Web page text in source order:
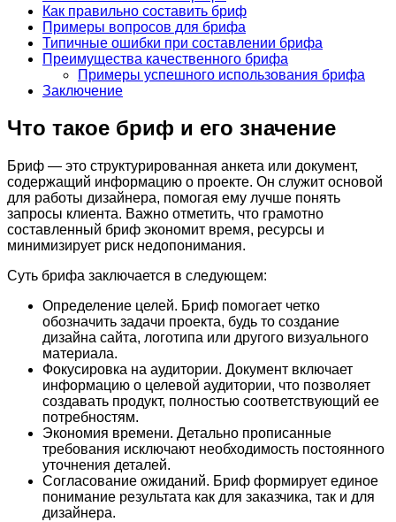
Как правильно составить бриф
Примеры вопросов для брифа
Типичные ошибки при составлении брифа
Преимущества качественного брифа
Примеры успешного использования брифа
Заключение
Что такое бриф и его значение
Бриф — это структурированная анкета или документ,
содержащий информацию о проекте. Он служит основой
для работы дизайнера, помогая ему лучше понять
запросы клиента. Важно отметить, что грамотно
составленный бриф экономит время, ресурсы и
минимизирует риск недопонимания.
Суть брифа заключается в следующем:
Определение целей. Бриф помогает четко
обозначить задачи проекта, будь то создание
дизайна сайта, логотипа или другого визуального
материала.
Фокусировка на аудитории. Документ включает
информацию о целевой аудитории, что позволяет
создавать продукт, полностью соответствующий ее
потребностям.
Экономия времени. Детально прописанные
требования исключают необходимость постоянного
уточнения деталей.
Согласование ожиданий. Бриф формирует единое
понимание результата как для заказчика, так и для
дизайнера.